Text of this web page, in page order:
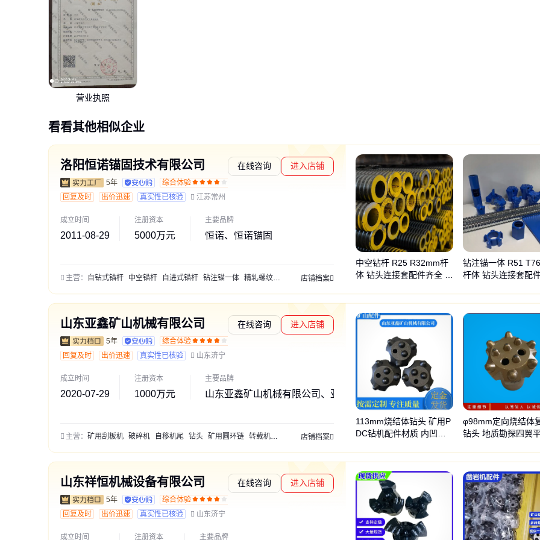
营业执照
看看其他相似企业
洛阳恒诺锚固技术有限公司
5年 综合体验
在线咨询 进入店铺
回复及时 出价迅速 真实性已核验 江苏常州
成立时间
2011-08-29
注册资本
5000万元
主要品牌
恒诺、恒诺锚固
主营： 自钻式锚杆 中空锚杆 自进式锚杆 钻注锚一体 精轧螺纹钢 管缝式锚杆 玻璃钢锚杆 中空注浆锚杆 跟管钻具 潜孔钻具 高举钻机 边坡锚
店铺档案
中空钻杆 R25 R32mm杆
体 钻头连接套配件齐全 杂
钻注锚一体 R51
杆体 钻头连接套配
山东亚鑫矿山机械有限公司
5年 综合体验
在线咨询 进入店铺
回复及时 出价迅速 真实性已核验 山东济宁
成立时间
2020-07-29
注册资本
1000万元
主要品牌
山东亚鑫矿山机械有限公司、亚鑫矿山、亚鑫
主营： 矿用刮板机 破碎机 自移机尾 钻头 矿用圆环链 转载机 马蹄连接环 钻机 钻杆 耙斗装岩机 双速绞车 调度绞车 回柱绞车 液
店铺档案
113mm烧结体钻头 矿用P
DC钻机配件材质 内凹四
φ98mm定向烧结体
钻头 地质勘探四翼
山东祥恒机械设备有限公司
5年 综合体验
在线咨询 进入店铺
回复及时 出价迅速 真实性已核验 山东济宁
成立时间 注册资本 主要品牌